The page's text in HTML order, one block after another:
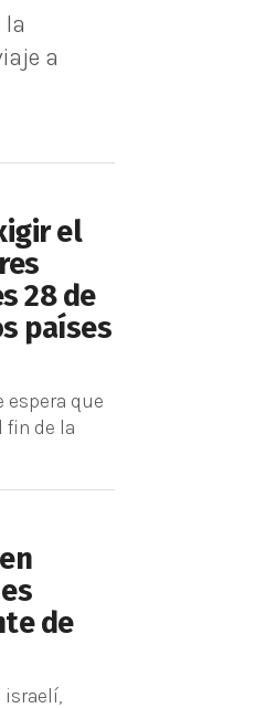
a
el
28 de
países
espera que
fin de la
de
israelí,